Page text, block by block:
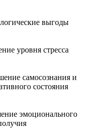
выгоды
уровня стресса
самосознания и
состояния
эмоционального